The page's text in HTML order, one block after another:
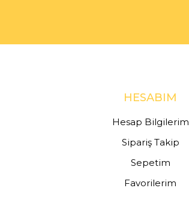
HESABIM
Hesap Bilgilerim
Sipariş Takip
Sepetim
Favorilerim